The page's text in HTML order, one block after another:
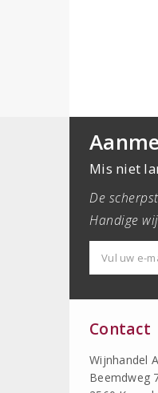
Mis niet
De
Handige
Contact
Wijnhandel
Beemdweg